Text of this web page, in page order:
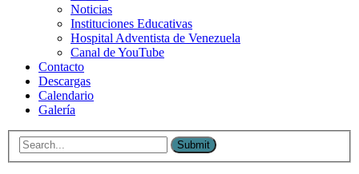
Noticias
Instituciones Educativas
Hospital Adventista de Venezuela
Canal de YouTube
Contacto
Descargas
Calendario
Galería
Submit